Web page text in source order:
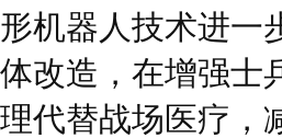
形机器人技术进一
体改造，在增强士
理代替战场医疗，